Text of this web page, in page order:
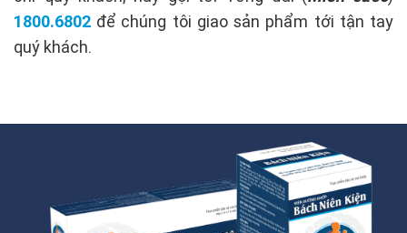
1800.6802 để chúng tôi giao sản phẩm tới tận tay
quý khách.